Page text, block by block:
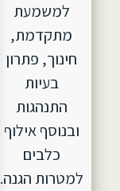
למשמעת
מתקדמת,
חינוך, פתרון
בעיות
התנהגות
ובנוסף אילוף
כלבים
למטרות הגנה.